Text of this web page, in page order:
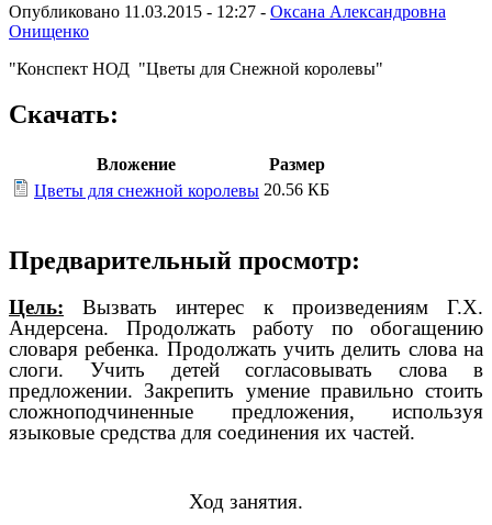
Опубликовано 11.03.2015 - 12:27 - Оксана Александровна
Онищенко
"Конспект НОД "Цветы для Снежной королевы"
Скачать:
Вложение
Размер
Цветы для снежной королевы 20.56 КБ
Предварительный просмотр:
Цель: Вызвать интерес к произведениям Г.Х.
Андерсена. Продолжать работу по обогащению
словаря ребенка. Продолжать учить делить слова на
слоги. Учить детей согласовывать слова в
предложении. Закрепить умение правильно стоить
сложноподчиненные предложения, используя
языковые средства для соединения их частей.
Ход занятия.